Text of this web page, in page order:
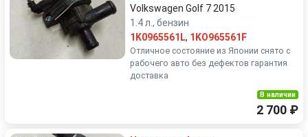
Volkswagen Golf 7 2015
1.4 л., бензин
1K0965561L, 1KO965561F
Отличное состояние из Японии снято с
рабочего авто без дефектов гарантия
доставка
В наличии
2 700 ₽